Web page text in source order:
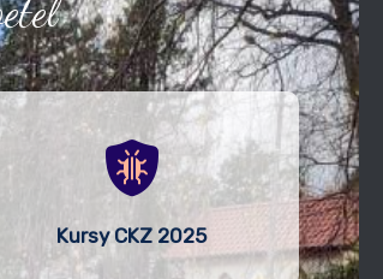
Kursy CKZ 2025